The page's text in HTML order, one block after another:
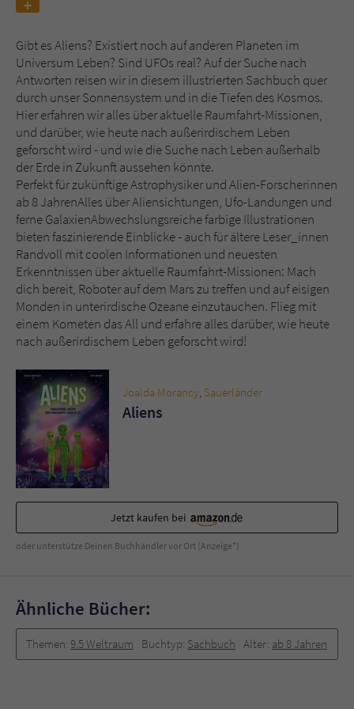
Gibt es Aliens? Existiert noch auf anderen Planeten im
Universum Leben? Sind UFOs real? Auf der Suche nach
Antworten reisen wir in diesem illustrierten Sachbuch quer
durch unser Sonnensystem und in die Tiefen des Kosmos.
Hier erfahren wir alles über aktuelle Raumfahrt-Missionen,
und darüber, wie heute nach außerirdischem Leben
geforscht wird - und wie die Suche nach Leben außerhalb
der Erde in Zukunft aussehen könnte.
Perfekt für zukünftige Astrophysiker und Alien-Forscherinnen
ab 8 JahrenAlles über Aliensichtungen, Ufo-Landungen und
ferne GalaxienAbwechslungsreiche farbige Illustrationen
bieten faszinierende Einblicke - auch für ältere Leser_innen
Randvoll mit coolen Informationen und neuesten
Erkenntnissen über aktuelle Raumfahrt-Missionen: Mach
dich bereit, Roboter auf dem Mars zu treffen und auf eisigen
Monden in unterirdische Ozeane einzutauchen. Flieg mit
einem Kometen das All und erfahre alles darüber, wie heute
nach außerirdischem Leben geforscht wird!
Joalda Morancy, Sauerländer
Aliens
Jetzt kaufen bei
oder unterstütze Deinen Buchhändler vor Ort (Anzeige*)
Ähnliche Bücher:
Themen: 9.5 Weltraum Buchtyp: Sachbuch Alter: ab 8 Jahren
Name tx_pwcomments_ahash
Anbieter Literatur-Couch Medien GmbH & Co. KG
Laufzeit 1 Jahr
Zweck Cookie für Kommentare einzelner Buchtitel
Name fe_typo_user
Anbieter Literatur-Couch Medien GmbH & Co. KG
Laufzeit Session
Zweck
Dieses Cookie gewährleistet die
Kommunikation der Webseite mit dem
Benutzer. Es wird benötigt um z. B. den